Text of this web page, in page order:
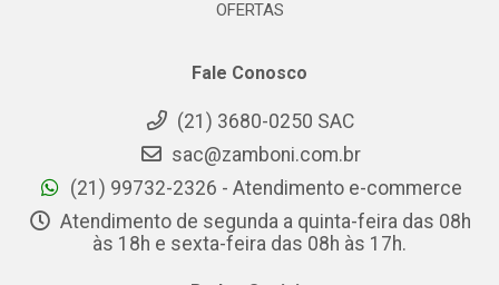
OFERTAS
Fale Conosco
(21) 3680-0250 SAC
sac@zamboni.com.br
(21) 99732-2326 - Atendimento e-commerce
Atendimento de segunda a quinta-feira das 08h
às 18h e sexta-feira das 08h às 17h.